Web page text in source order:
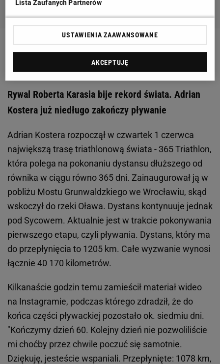
Zobacz wideoTak się bawią kibice z Azerbejdżanu w
Rywal Roberta Karasia bije rekord świata. Adrian
Kostera już niedługo zakończy pływanie
Adrian Kostera rozpoczął w czwartek 1 czerwca
największą trasę triathlonową świata - 365 Triathlon,
która polega na pokonaniu dystansu dłuższego od
równika w ciągu równo 365 dni. Zainaugurował ją w
pobliżu Mostu Grunwaldzkiego we Wrocławiu, skąd
wskoczył do rzeki Oława. Dystans kontynuuje jednak
pod Sycowem. Aktualnie jest w trakcie pokonywania
pierwszego etapu, czyli pływania. Dystans, który ma
do przepłynięcia to 1205 km. Całe wyzwanie wynosi
łącznie 40 170 kilometrów.
Kilkanaście godzin temu zamieścił materiał wideo
na Instagramie, podczas którego zdradził, że do
końca części pływackiej pozostało ok. siedmiu dni.
"Kończymy dzień 60. Kolejny dzień nie pozwoliliście
mi choćby przez chwile poczuć się samotnie.
Dziękuję, jesteście wspaniali. Przepłynięte: 1078 km,
Lista Zaufanych Partnerów
USTAWIENIA ZAAWANSOWANE
AKCEPTUJĘ